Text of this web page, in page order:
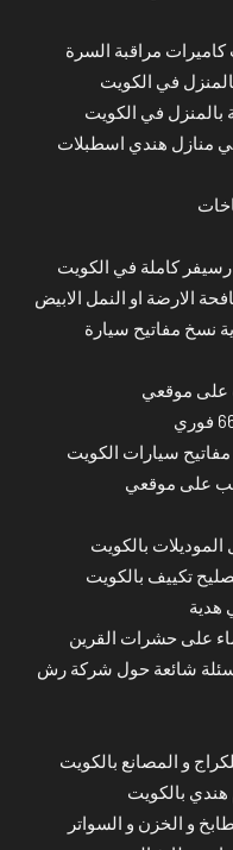
كاميرات مراقبة السرة
في الكويت
بالمنزل في الكويت
منازل هندي اسطبلات
كاملة في الكويت
الارضة او النمل الابيض
نسخ مفاتيح سيارة
سيارات الكويت
بالكويت
تكييف بالكويت
هدية
على حشرات القرين
شائعة حول شركة رش
و المصانع بالكويت
هندي بالكويت
و الخزن و السواتر